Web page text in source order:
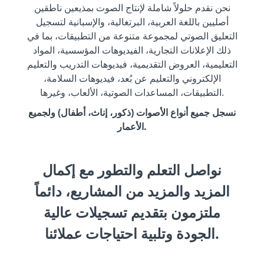
نحن نقدم حلولاً شاملة لإنتاج الصوت بمذيعين ناطقين
أصليين باللغة العربية، البرتغالية، والإسبانية لتسجيل
التعليق الصوتي لمجموعة متنوعة من التطبيقات، بما في
ذلك الإعلانات التجارية، الفيديوهات المؤسسية، المواد
التعليمية، العروض التقديمية، فيديوهات التدريب والتعليم
الإلكتروني والتعليم عن بُعد، فيديوهات السلامة،
التطبيقات، المساعدات الصوتية، الألعاب، وغيرها.
نسجل جميع أنواع الأصوات (ذكور، إناث، أطفال) ولجميع
الأعمار.
نواصل التعلم والتطور مع إكمال
المزيد والمزيد من المشاريع، دائماً
ملتزمون بتقديم تسجيلات عالية
الجودة وتلبية احتياجات عملائنا.